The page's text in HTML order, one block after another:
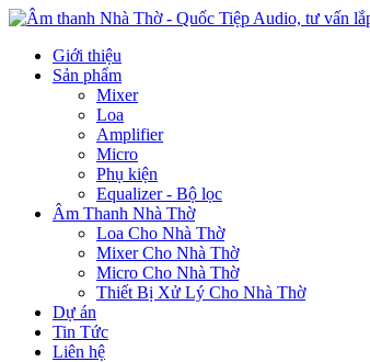
Giới thiệu
Sản phẩm
Mixer
Loa
Amplifier
Micro
Phụ kiện
Equalizer - Bộ lọc
Âm Thanh Nhà Thờ
Loa Cho Nhà Thờ
Mixer Cho Nhà Thờ
Micro Cho Nhà Thờ
Thiết Bị Xử Lý Cho Nhà Thờ
Dự án
Tin Tức
Liên hệ